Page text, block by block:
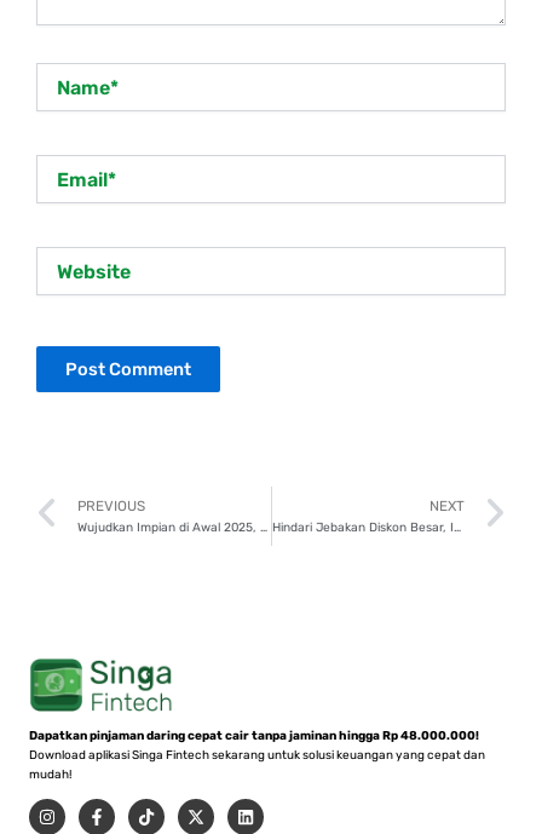
Prev
PREVIOUS
Wujudkan Impian di Awal 2025, Cek Cara Cerdas Manfaatkan Pinjaman
NEXT
Hindari Jebakan Diskon Besar, Ini 7 Tips Cerdas Berbelanja Online
Dapatkan pinjaman daring cepat cair tanpa jaminan hingga Rp 48.000.000!
Download aplikasi Singa Fintech sekarang untuk solusi keuangan yang cepat dan
mudah!
I
n
F
a
T
i
X
-
L
i